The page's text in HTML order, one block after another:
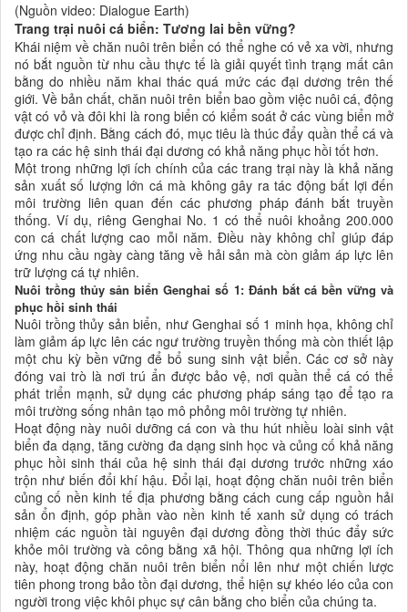
(Nguồn video: Dialogue Earth)
Trang trại nuôi cá biển: Tương lai bền vững?
Khái niệm về chăn nuôi trên biển có thể nghe có vẻ xa vời, nhưng
nó bắt nguồn từ nhu cầu thực tế là giải quyết tình trạng mất cân
bằng do nhiều năm khai thác quá mức các đại dương trên thế
giới. Về bản chất, chăn nuôi trên biển bao gồm việc nuôi cá, động
vật có vỏ và đôi khi là rong biển có kiểm soát ở các vùng biển mở
được chỉ định. Bằng cách đó, mục tiêu là thúc đẩy quần thể cá và
tạo ra các hệ sinh thái đại dương có khả năng phục hồi tốt hơn.
Một trong những lợi ích chính của các trang trại này là khả năng
sản xuất số lượng lớn cá mà không gây ra tác động bất lợi đến
môi trường liên quan đến các phương pháp đánh bắt truyền
thống. Ví dụ, riêng Genghai No. 1 có thể nuôi khoảng 200.000
con cá chất lượng cao mỗi năm. Điều này không chỉ giúp đáp
ứng nhu cầu ngày càng tăng về hải sản mà còn giảm áp lực lên
trữ lượng cá tự nhiên.
Nuôi trồng thủy sản biển Genghai số 1: Đánh bắt cá bền vững và
phục hồi sinh thái
Nuôi trồng thủy sản biển, như Genghai số 1 minh họa, không chỉ
làm giảm áp lực lên các ngư trường truyền thống mà còn thiết lập
một chu kỳ bền vững để bổ sung sinh vật biển. Các cơ sở này
đóng vai trò là nơi trú ẩn được bảo vệ, nơi quần thể cá có thể
phát triển mạnh, sử dụng các phương pháp sáng tạo để tạo ra
môi trường sống nhân tạo mô phỏng môi trường tự nhiên.
Hoạt động này nuôi dưỡng cá con và thu hút nhiều loài sinh vật
biển đa dạng, tăng cường đa dạng sinh học và củng cố khả năng
phục hồi sinh thái của hệ sinh thái đại dương trước những xáo
trộn như biến đổi khí hậu. Đổi lại, hoạt động chăn nuôi trên biển
củng cố nền kinh tế địa phương bằng cách cung cấp nguồn hải
sản ổn định, góp phần vào nền kinh tế xanh sử dụng có trách
nhiệm các nguồn tài nguyên đại dương đồng thời thúc đẩy sức
khỏe môi trường và công bằng xã hội. Thông qua những lợi ích
này, hoạt động chăn nuôi trên biển nổi lên như một chiến lược
tiên phong trong bảo tồn đại dương, thể hiện sự khéo léo của con
người trong việc khôi phục sự cân bằng cho biển của chúng ta.